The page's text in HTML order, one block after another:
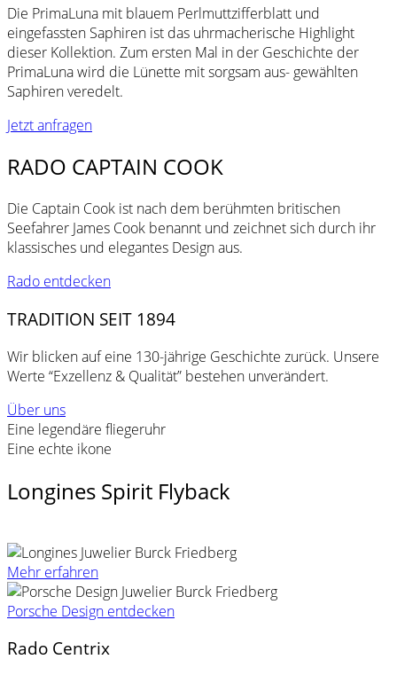
Die PrimaLuna mit blauem Perlmuttzifferblatt und
eingefassten Saphiren ist das uhrmacherische Highlight
dieser Kollektion. Zum ersten Mal in der Geschichte der
PrimaLuna wird die Lünette mit sorgsam aus- gewählten
Saphiren veredelt.
Jetzt anfragen
RADO CAPTAIN COOK
Die Captain Cook ist nach dem berühmten britischen
Seefahrer James Cook benannt und zeichnet sich durch ihr
klassisches und elegantes Design aus.
Rado entdecken
TRADITION SEIT 1894
Wir blicken auf eine 130-jährige Geschichte zurück. Unsere
Werte “Exzellenz & Qualität” bestehen unverändert.
Über uns
Eine legendäre fliegeruhr
Eine echte ikone
Longines Spirit Flyback
Mehr erfahren
Porsche Design entdecken
Rado Centrix